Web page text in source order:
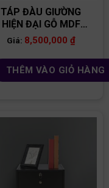
TÁP ĐÀU GIƯỜNG
HIỆN ĐẠI GỖ MDF
TĐG02
Giá: 8,500,000 ₫
THÊM VÀO GIỎ HÀNG